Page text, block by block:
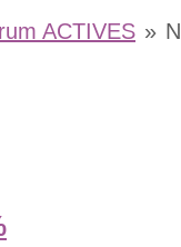
ACTIVES »